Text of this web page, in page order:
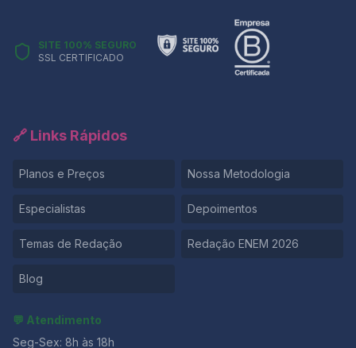
SITE 100% SEGURO
SSL CERTIFICADO
🔗 Links Rápidos
Planos e Preços Nossa Metodologia
Especialistas Depoimentos
Temas de Redação Redação ENEM 2026
Blog
💬 Atendimento
Seg-Sex: 8h às 18h